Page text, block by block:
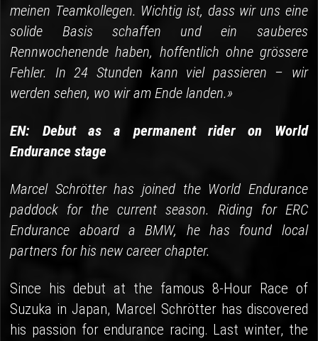
meinen Teamkollegen. Wichtig ist, dass wir uns eine
solide Basis schaffen und ein sauberes
Rennwochenende haben, hoffentlich ohne grössere
Fehler. In 24 Stunden kann viel passieren – wir
werden sehen, wo wir am Ende landen.»
EN: Debut as a permanent rider on World
Endurance stage
Marcel Schrötter has joined the World Endurance
paddock for the current season. Riding for ERC
Endurance aboard a BMW, he has found local
partners for his new career chapter.
Since his debut at the famous 8-Hour Race of
Suzuka in Japan, Marcel Schrötter has discovered
his passion for endurance racing. Last winter, the